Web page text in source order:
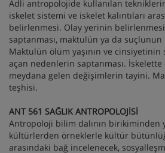
Adli antropolojide kullanılan
iskelet sistemi ve iskelet kalıntıları
belirlenmesi. Olay yerinin
saptanması, maktulün ya da
Maktulün ölüm yaşının ve cinsiyetinin
açan nedenlerin saptanması. İskelette
meydana gelen değişimlerin tayini.
teşhisi.
ANT 561 SAĞLIK ANTROPOLOJİSİ
Antropoloji bilim dalının birikiminden
kültürlerden örneklerle kültür
arasındaki bağ incelenecek,